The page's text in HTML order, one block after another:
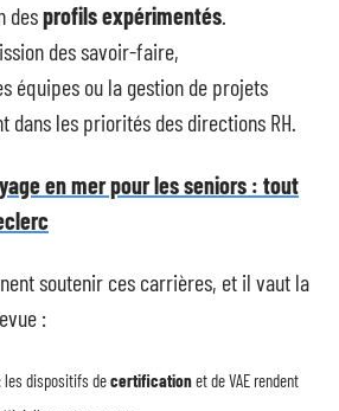
desprofils expérimentés.
des savoir-faire,
équipes ou la gestion de projets
dans les priorités des directions RH.
en mer pour les seniors : tout
soutenir ces carrières, et il vaut la
:
: les dispositifs decertificationet de VAE rendent